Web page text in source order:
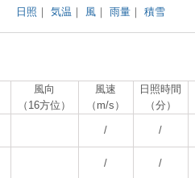
日照 ｜気温 ｜ 風 ｜雨量 ｜積雪
風向
（16方位）
風速
（m/s）
日照時間
（分）
/ /
/ /